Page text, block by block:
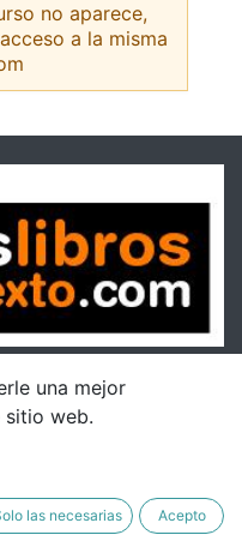
no aparece,
a la misma
una mejor
sitio web.
las necesarias Acepto